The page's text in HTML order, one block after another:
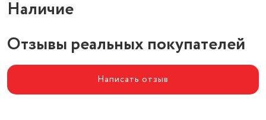
Наличие
Отзывы реальных покупателей
Написать отзыв